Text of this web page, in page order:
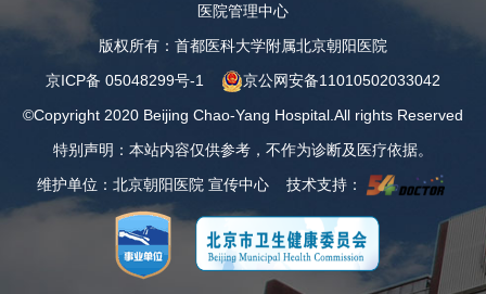
医院管理中心
版权所有：首都医科大学附属北京朝阳医院
京ICP备 05048299号-1
京公网安备11010502033042
©Copyright 2020 Beijing Chao-Yang Hospital.All rights Reserved
特别声明：本站内容仅供参考，不作为诊断及医疗依据。
维护单位：北京朝阳医院 宣传中心 技术支持：